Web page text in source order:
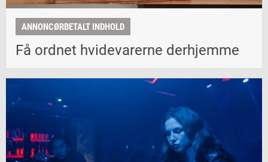
ANNONCØRBETALT INDHOLD
Få ordnet hvidevarerne derhjemme